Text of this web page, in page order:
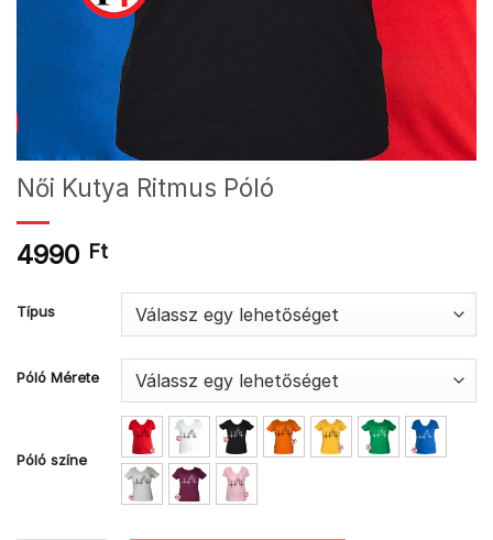
Női Kutya Ritmus Póló
4990 Ft
Típus
Póló Mérete
Póló színe